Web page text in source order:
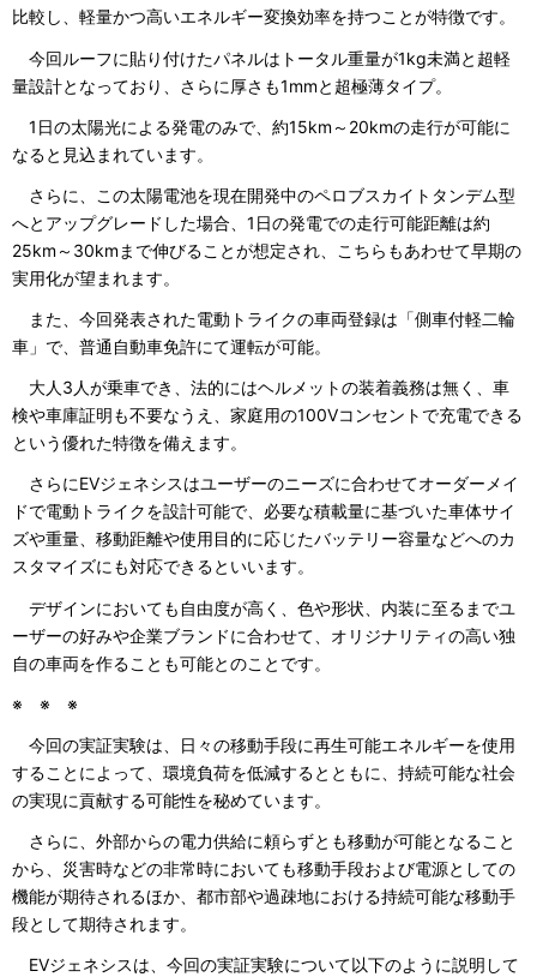
比較し、軽量かつ高いエネルギー変換効率を持つことが特徴です。
今回ルーフに貼り付けたパネルはトータル重量が1kg未満と超軽
量設計となっており、さらに厚さも1mmと超極薄タイプ。
1日の太陽光による発電のみで、約15km～20kmの走行が可能に
なると見込まれています。
さらに、この太陽電池を現在開発中のペロブスカイトタンデム型
へとアップグレードした場合、1日の発電での走行可能距離は約
25km～30kmまで伸びることが想定され、こちらもあわせて早期の
実用化が望まれます。
また、今回発表された電動トライクの車両登録は「側車付軽二輪
車」で、普通自動車免許にて運転が可能。
大人3人が乗車でき、法的にはヘルメットの装着義務は無く、車
検や車庫証明も不要なうえ、家庭用の100Vコンセントで充電できる
という優れた特徴を備えます。
さらにEVジェネシスはユーザーのニーズに合わせてオーダーメイ
ドで電動トライクを設計可能で、必要な積載量に基づいた車体サイ
ズや重量、移動距離や使用目的に応じたバッテリー容量などへのカ
スタマイズにも対応できるといいます。
デザインにおいても自由度が高く、色や形状、内装に至るまでユ
ーザーの好みや企業ブランドに合わせて、オリジナリティの高い独
自の車両を作ることも可能とのことです。
※ ※ ※
今回の実証実験は、日々の移動手段に再生可能エネルギーを使用
することによって、環境負荷を低減するとともに、持続可能な社会
の実現に貢献する可能性を秘めています。
さらに、外部からの電力供給に頼らずとも移動が可能となること
から、災害時などの非常時においても移動手段および電源としての
機能が期待されるほか、都市部や過疎地における持続可能な移動手
段として期待されます。
EVジェネシスは、今回の実証実験について以下のように説明して